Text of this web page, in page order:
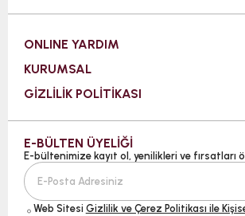
ONLINE YARDIM
KURUMSAL
GİZLİLİK POLİTİKASI
E-BÜLTEN ÜYELİĞİ
E-bültenimize kayıt ol, yenilikleri ve fırsatları
Web Sitesi Gizlilik ve Çerez Politikası ile